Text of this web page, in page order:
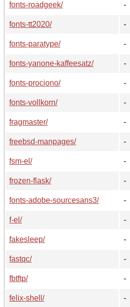
fonts-roadgeek/
-
fonts-tt2020/
-
fonts-paratype/
-
fonts-yanone-kaffeesatz/
-
fonts-prociono/
-
fonts-vollkorn/
-
fragmaster/
-
freebsd-manpages/
-
fsm-el/
-
frozen-flask/
-
fonts-adobe-sourcesans3/
-
f-el/
-
fakesleep/
-
fastqc/
-
fbtftp/
-
felix-shell/
-